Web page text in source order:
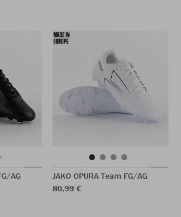
AG
JAKO OPURA Team FG/AG
80,99 €